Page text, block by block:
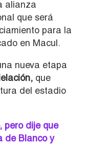
alianza
que será
para la
en Macul.
nueva etapa
que
del estadio
pero dije que
de Blanco y